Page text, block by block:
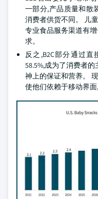
一部分,产品质量和散
消费者供货不同。 儿
专业食品服务渠道有
求。
反之,B2C部分通过
58.5%,成为了消费者
神上的保证和营养。
使他们依赖于移动界